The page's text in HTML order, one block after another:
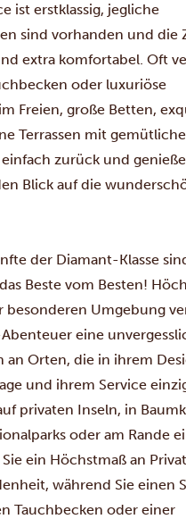
ist erstklassig, jegliche
sind vorhanden und die
extra komfortabel. Oft
oder luxuriöse
Freien, große Betten,
Terrassen mit
zurück und
Blick auf die
der Diamant-Klasse
Beste vom Besten!
besonderen Umgebung
eine
an Orten, die in ihrem
und ihrem Service
privaten Inseln, in
oder am Rande
ein Höchstmaß an
während Sie einen
Tauchbecken oder einer